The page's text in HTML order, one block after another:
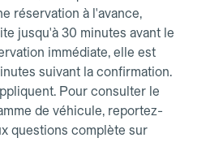
réservation à l'avance,
jusqu'à 30 minutes avant le
immédiate, elle est
suivant la confirmation.
Pour consulter le
de véhicule, reportez-
questions complète sur